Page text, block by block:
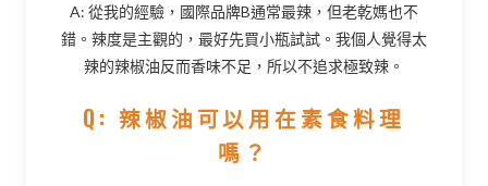
A: 從我的經驗，國際品牌B通常最辣，但老乾媽也不
錯。辣度是主觀的，最好先買小瓶試試。我個人覺得太
辣的辣椒油反而香味不足，所以不追求極致辣。
Q: 辣椒油可以用在素食料理
嗎？